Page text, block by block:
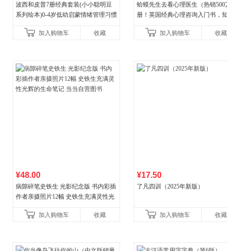
波西和皮普7册经典套装(小小聪明豆
系列绘本)0-4岁低幼启蒙情绪管理习惯
养好品质，发现快
加入购物车 收藏
蛤蟆先生去看心理医生（热销500
册！英国经典心理咨询入门书，
加入购物车
收藏
¥48.00
病隙碎笔史铁生 光影纪念版 书内彩插
作者亲摄照片12幅 史铁生充满灵性光
加入购物车
收藏
¥17.50
了凡四训（2025年新版）
加入购物车 收藏